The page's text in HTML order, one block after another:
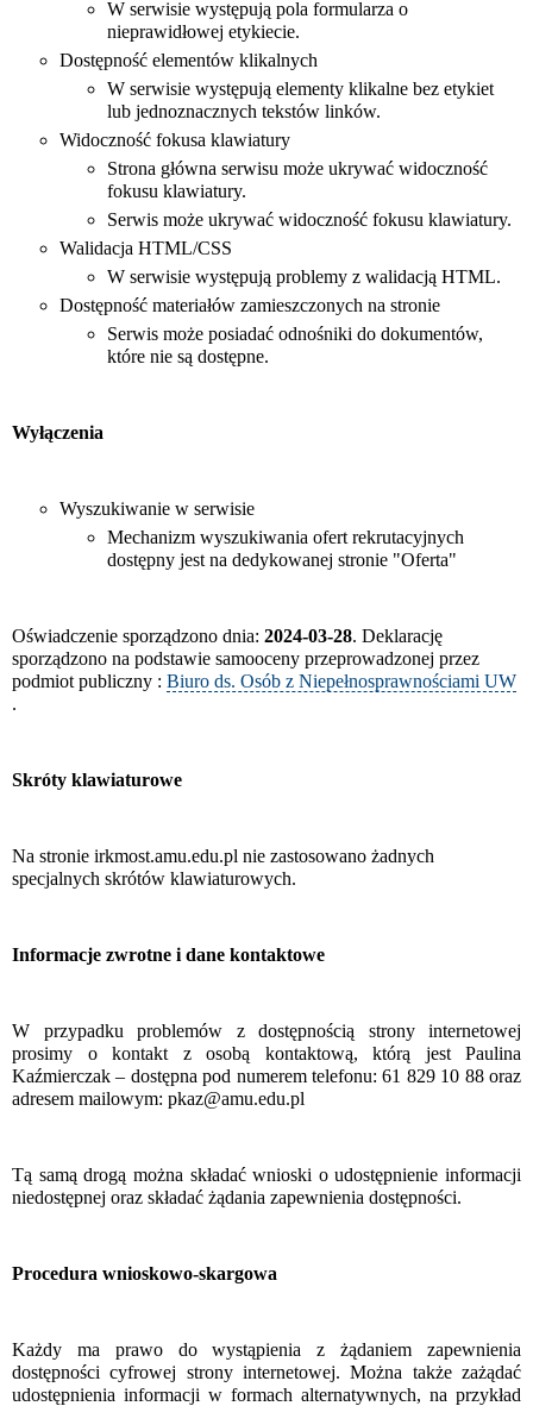
W serwisie występują pola formularza o
nieprawidłowej etykiecie.
Dostępność elementów klikalnych
W serwisie występują elementy klikalne bez etykiet
lub jednoznacznych tekstów linków.
Widoczność fokusa klawiatury
Strona główna serwisu może ukrywać widoczność
fokusu klawiatury.
Serwis może ukrywać widoczność fokusu klawiatury.
Walidacja HTML/CSS
W serwisie występują problemy z walidacją HTML.
Dostępność materiałów zamieszczonych na stronie
Serwis może posiadać odnośniki do dokumentów,
które nie są dostępne.
Wyłączenia
Wyszukiwanie w serwisie
Mechanizm wyszukiwania ofert rekrutacyjnych
dostępny jest na dedykowanej stronie "Oferta"
Oświadczenie sporządzono dnia: 2024-03-28. Deklarację
sporządzono na podstawie samooceny przeprowadzonej przez
podmiot publiczny : Biuro ds. Osób z Niepełnosprawnościami UW
.
Skróty klawiaturowe
Na stronie irkmost.amu.edu.pl nie zastosowano żadnych
specjalnych skrótów klawiaturowych.
Informacje zwrotne i dane kontaktowe
W przypadku problemów z dostępnością strony internetowej
prosimy o kontakt z osobą kontaktową, którą jest Paulina
Kaźmierczak – dostępna pod numerem telefonu: 61 829 10 88 oraz
adresem mailowym: pkaz@amu.edu.pl
Tą samą drogą można składać wnioski o udostępnienie informacji
niedostępnej oraz składać żądania zapewnienia dostępności.
Procedura wnioskowo-skargowa
Każdy ma prawo do wystąpienia z żądaniem zapewnienia
dostępności cyfrowej strony internetowej. Można także zażądać
udostępnienia informacji w formach alternatywnych, na przykład